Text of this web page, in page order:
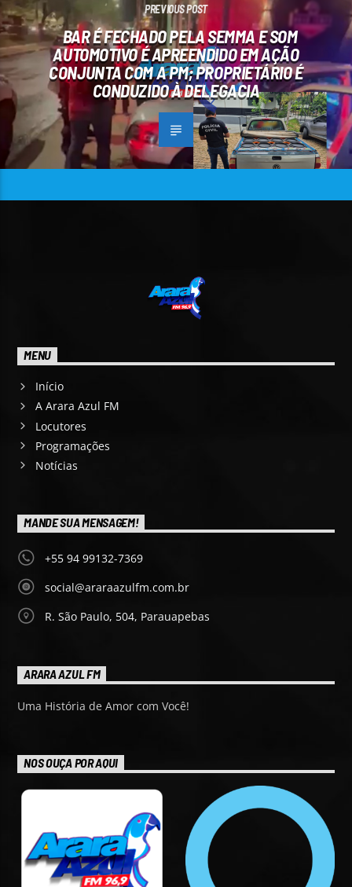
PREVIOUS POST
BAR É FECHADO PELA SEMMA E SOM
AUTOMOTIVO É APREENDIDO EM AÇÃO
CONJUNTA COM A PM; PROPRIETÁRIO É
CONDUZIDO À DELEGACIA
MENU
Início
A Arara Azul FM
Locutores
Programações
Notícias
MANDE SUA MENSAGEM!
+55 94 99132-7369
social@araraazulfm.com.br
R. São Paulo, 504, Parauapebas
ARARA AZUL FM
Uma História de Amor com Você!
NOS OUÇA POR AQUI